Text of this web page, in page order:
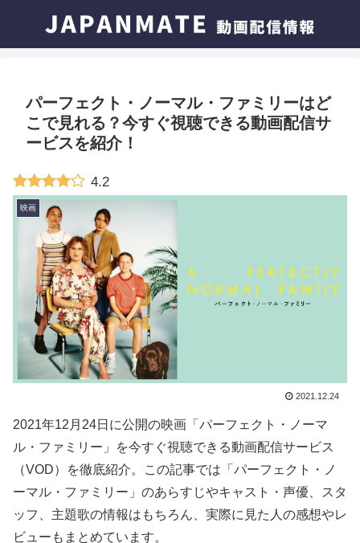
パーフェクト・ノーマル・ファミリーはど
こで見れる？今すぐ視聴できる動画配信サ
ービスを紹介！
4.2
映画
2021.12.24
2021年12月24日に公開の映画「パーフェクト・ノーマ
ル・ファミリー」を今すぐ視聴できる動画配信サービス
（VOD）を徹底紹介。この記事では「パーフェクト・ノ
ーマル・ファミリー」のあらすじやキャスト・声優、スタ
ッフ、主題歌の情報はもちろん、実際に見た人の感想やレ
ビューもまとめています。